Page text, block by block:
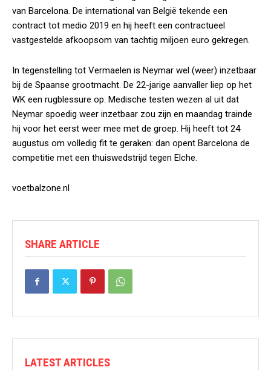
van Barcelona. De international van België tekende een
contract tot medio 2019 en hij heeft een contractueel
vastgestelde afkoopsom van tachtig miljoen euro gekregen.
In tegenstelling tot Vermaelen is Neymar wel (weer) inzetbaar
bij de Spaanse grootmacht. De 22-jarige aanvaller liep op het
WK een rugblessure op. Medische testen wezen al uit dat
Neymar spoedig weer inzetbaar zou zijn en maandag trainde
hij voor het eerst weer mee met de groep. Hij heeft tot 24
augustus om volledig fit te geraken: dan opent Barcelona de
competitie met een thuiswedstrijd tegen Elche.
voetbalzone.nl
SHARE ARTICLE
LATEST ARTICLES